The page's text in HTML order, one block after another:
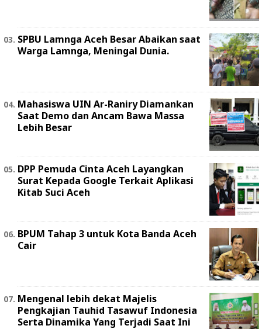
SPBU Lamnga Aceh Besar Abaikan saat
Warga Lamnga, Meningal Dunia.
Mahasiswa UIN Ar-Raniry Diamankan
Saat Demo dan Ancam Bawa Massa
Lebih Besar
DPP Pemuda Cinta Aceh Layangkan
Surat Kepada Google Terkait Aplikasi
Kitab Suci Aceh
BPUM Tahap 3 untuk Kota Banda Aceh
Cair
Mengenal lebih dekat Majelis
Pengkajian Tauhid Tasawuf Indonesia
Serta Dinamika Yang Terjadi Saat Ini